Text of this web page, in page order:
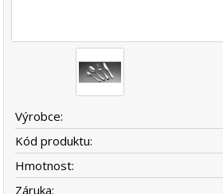
Výrobce:
Kód produktu:
Hmotnost:
Záruka: